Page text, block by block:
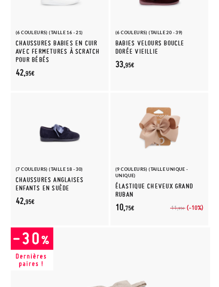
(6 COULEURS) (TAILLE 16 - 21)
CHAUSSURES BABIES EN CUIR
AVEC FERMETURES À SCRATCH
POUR BÉBÉS
42,95€
(6 COULEURS) (TAILLE 20 - 39)
BABIES VELOURS BOUCLE
DORÉE VIEILLIE
33,95€
(7 COULEURS) (TAILLE 18 - 30)
CHAUSSURES ANGLAISES
ENFANTS EN SUÈDE
42,95€
(9 COULEURS) (TAILLE UNIQUE -
UNIQUE)
ÉLASTIQUE CHEVEUX GRAND
RUBAN
11,95€ (-10%)
10,75€